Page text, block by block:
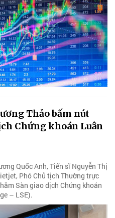
Thảo bấm nút
Chứng khoán Luân
Quốc Anh, Tiến sĩ Nguyễn Thị
Phó Chủ tịch Thường trực
Sàn giao dịch Chứng khoán
– LSE).